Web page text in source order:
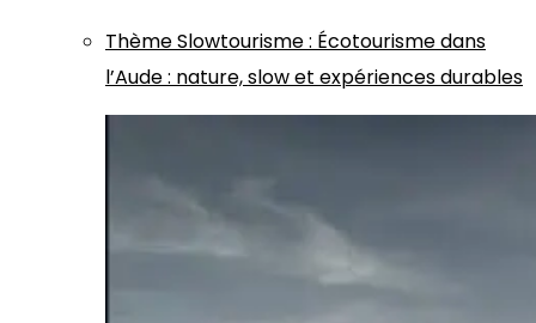
ThèmeSlowtourisme: Écotourisme dans
l’Aude : nature, slow et expériences durables